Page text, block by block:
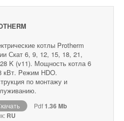
котлы Protherm
Скат 6, 9, 12, 15, 18, 21,
K (v11). Мощность котла 6
кВт. Pежим HDO.
по монтажу и
Pdf1.36 Mb
RU